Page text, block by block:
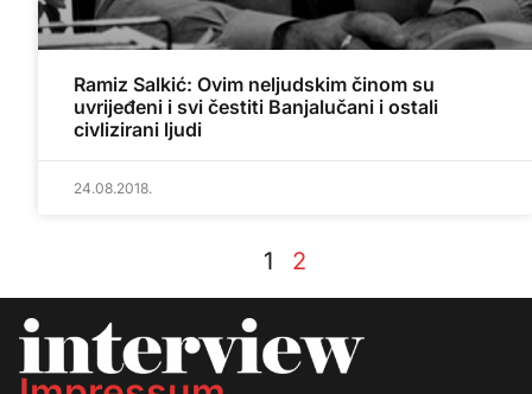
Ramiz Salkić: Ovim neljudskim činom su
uvrijeđeni i svi čestiti Banjalučani i ostali
civlizirani ljudi
24.08.2018.
1 2